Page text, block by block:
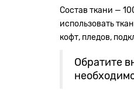
Состав ткани —
использовать
кофт, пледов,
Обратите